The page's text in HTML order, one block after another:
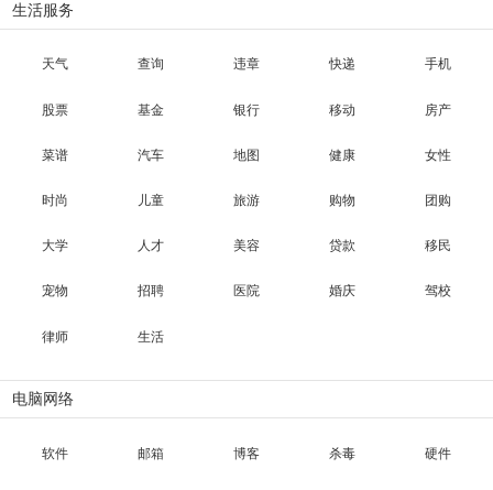
生活服务
天气 查询 违章 快递 手机
股票 基金 银行 移动 房产
菜谱 汽车 地图 健康 女性
时尚 儿童 旅游 购物 团购
大学 人才 美容 贷款 移民
宠物 招聘 医院 婚庆 驾校
律师 生活
电脑网络
软件 邮箱 博客 杀毒 硬件